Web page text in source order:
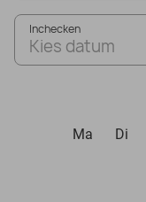
Inchecken
Kies datum
Ma
Di